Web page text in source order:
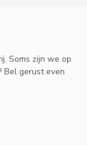
Soms zijn we op
Bel gerust even